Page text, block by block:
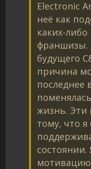
Electronic
неё как
каких-
франшизы.
будущего
причина
последнее
жизнь. Эти
тому, что